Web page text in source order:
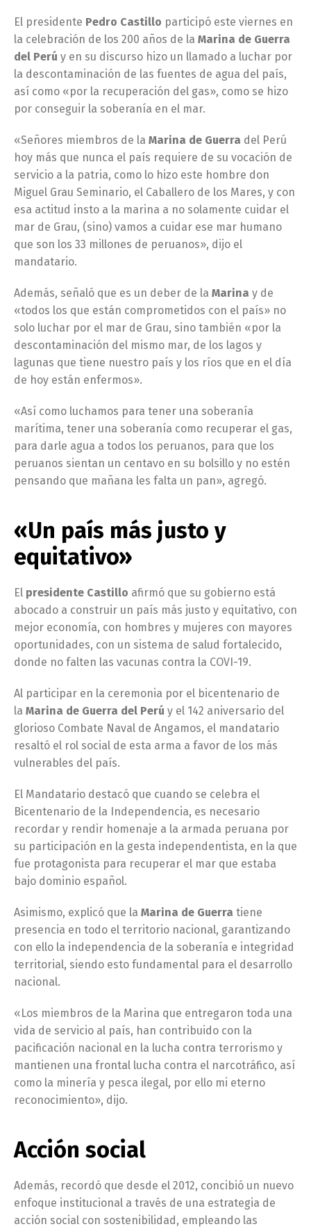
El presidente Pedro Castillo participó este viernes en
la celebración de los 200 años de la Marina de Guerra
del Perú y en su discurso hizo un llamado a luchar por
la descontaminación de las fuentes de agua del país,
así como «por la recuperación del gas», como se hizo
por conseguir la soberanía en el mar.
«Señores miembros de la Marina de Guerra del Perú
hoy más que nunca el país requiere de su vocación de
servicio a la patria, como lo hizo este hombre don
Miguel Grau Seminario, el Caballero de los Mares, y con
esa actitud insto a la marina a no solamente cuidar el
mar de Grau, (sino) vamos a cuidar ese mar humano
que son los 33 millones de peruanos», dijo el
mandatario.
Además, señaló que es un deber de la Marina y de
«todos los que están comprometidos con el país» no
solo luchar por el mar de Grau, sino también «por la
descontaminación del mismo mar, de los lagos y
lagunas que tiene nuestro país y los ríos que en el día
de hoy están enfermos».
«Así como luchamos para tener una soberanía
marítima, tener una soberanía como recuperar el gas,
para darle agua a todos los peruanos, para que los
peruanos sientan un centavo en su bolsillo y no estén
pensando que mañana les falta un pan», agregó.
«Un país más justo y
equitativo»
El presidente Castillo afirmó que su gobierno está
abocado a construir un país más justo y equitativo, con
mejor economía, con hombres y mujeres con mayores
oportunidades, con un sistema de salud fortalecido,
donde no falten las vacunas contra la COVI-19.
Al participar en la ceremonia por el bicentenario de
la Marina de Guerra del Perú y el 142 aniversario del
glorioso Combate Naval de Angamos, el mandatario
resaltó el rol social de esta arma a favor de los más
vulnerables del país.
El Mandatario destacó que cuando se celebra el
Bicentenario de la Independencia, es necesario
recordar y rendir homenaje a la armada peruana por
su participación en la gesta independentista, en la que
fue protagonista para recuperar el mar que estaba
bajo dominio español.
Asimismo, explicó que la Marina de Guerra tiene
presencia en todo el territorio nacional, garantizando
con ello la independencia de la soberanía e integridad
territorial, siendo esto fundamental para el desarrollo
nacional.
«Los miembros de la Marina que entregaron toda una
vida de servicio al país, han contribuido con la
pacificación nacional en la lucha contra terrorismo y
mantienen una frontal lucha contra el narcotráfico, así
como la minería y pesca ilegal, por ello mi eterno
reconocimiento», dijo.
Acción social
Además, recordó que desde el 2012, concibió un nuevo
enfoque institucional a través de una estrategia de
acción social con sostenibilidad, empleando las